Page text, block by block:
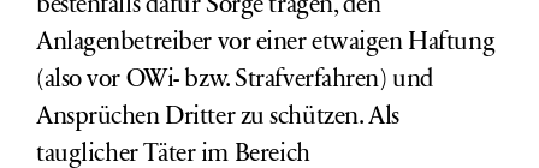
bestenfalls dafür Sorge tragen, den
Anlagenbetreiber vor einer etwaigen Haftung
(also vor OWi- bzw. Strafverfahren) und
Ansprüchen Dritter zu schützen.Als
tauglicher Täter im Bereich